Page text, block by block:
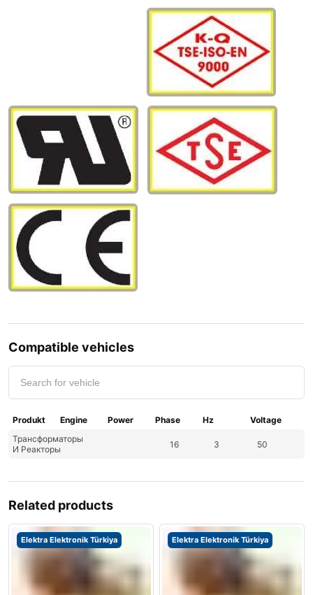
Compatible vehicles
Produkt Engine Power Phase Hz
Voltage
Трансформаторы
И Реакторы
16 3 50
Related products
Elektra Elektronik Türkiya Elektra Elektronik Türkiya